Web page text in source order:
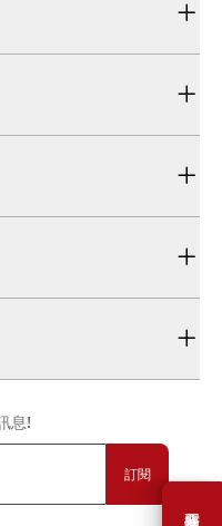
需要幫助嗎？
息!
訂閱